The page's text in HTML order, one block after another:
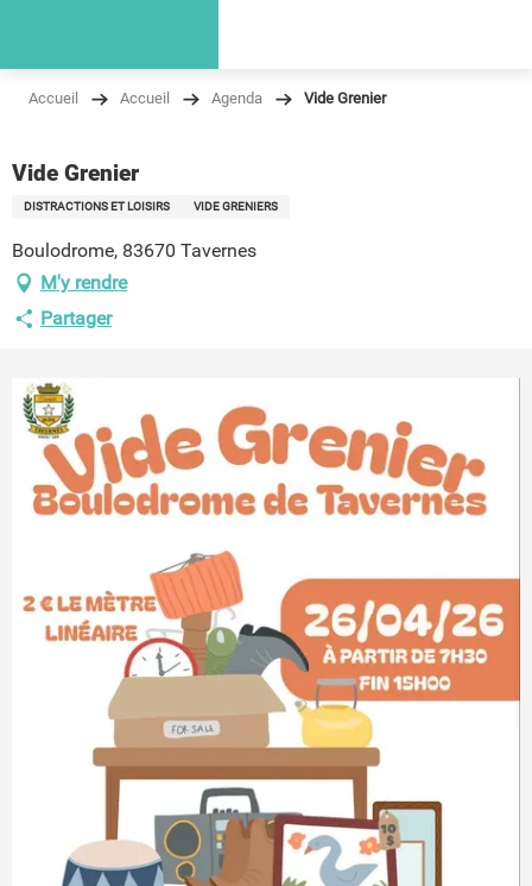
Accueil Accueil Agenda Vide Grenier
Vide Grenier
DISTRACTIONS ET LOISIRS VIDE GRENIERS
Boulodrome, 83670 Tavernes
M'y rendre
Partager